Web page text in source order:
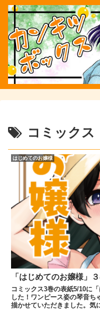
コミックス
はじめてのお嬢様
「はじめてのお嬢様」
コミックス3巻の表紙5/10に
した！ワンピース姿の琴音ち
描かせていただきました。気